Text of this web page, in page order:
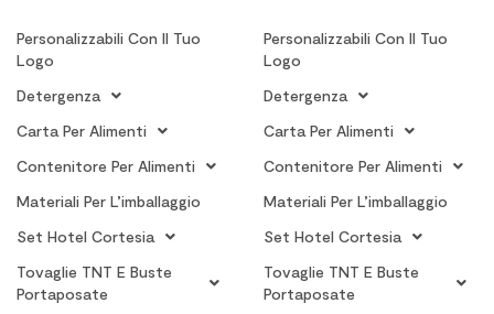
Personalizzabili Con Il Tuo
Logo
Detergenza
Carta Per Alimenti
Contenitore Per Alimenti
Materiali Per L’imballaggio
Set Hotel Cortesia
Tovaglie TNT E Buste
Portaposate
Personalizzabili Con Il Tuo
Logo
Detergenza
Carta Per Alimenti
Contenitore Per Alimenti
Materiali Per L’imballaggio
Set Hotel Cortesia
Tovaglie TNT E Buste
Portaposate